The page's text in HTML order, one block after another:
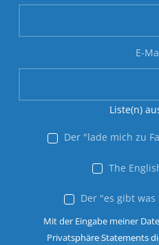
E-
Liste(n)
Der "lade mich zu
The
Der "es gibt
Mit der Eingabe meiner
Privatsphäre Statements